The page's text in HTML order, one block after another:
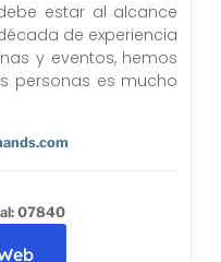
estar al alcance
de experiencia
y eventos, hemos
personas es mucho
07840